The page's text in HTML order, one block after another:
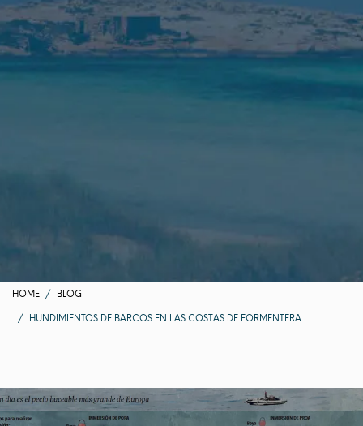
HOME BLOG
HUNDIMIENTOS DE BARCOS EN LAS COSTAS DE FORMENTERA